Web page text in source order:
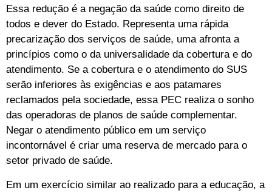
Essa redução é a negação da saúde como direito de
todos e dever do Estado. Representa uma rápida
precarização dos serviços de saúde, uma afronta a
princípios como o da universalidade da cobertura e do
atendimento. Se a cobertura e o atendimento do SUS
serão inferiores às exigências e aos patamares
reclamados pela sociedade, essa PEC realiza o sonho
das operadoras de planos de saúde complementar.
Negar o atendimento público em um serviço
incontornável é criar uma reserva de mercado para o
setor privado de saúde.
Em um exercício similar ao realizado para a educação, a